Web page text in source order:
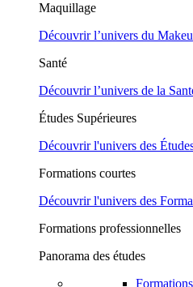
Maquillage
Découvrir l’univers du
Santé
Découvrir l’univers de la
Études Supérieures
Découvrir l'univers des
Formations courtes
Découvrir l'univers des
Formations professionnelles
Panorama des études